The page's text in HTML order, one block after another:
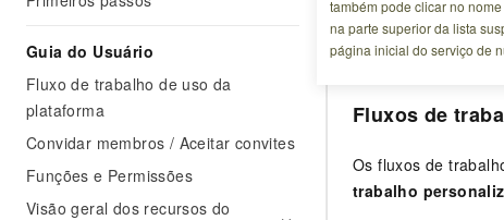
também pode clicar no
na parte superior da lista
página inicial do serviço de
Guia do Usuário
Fluxo de trabalho de uso da
plataforma
Convidar membros / Aceitar convites
Funções e Permissões
Visão geral dos recursos do
nó realiza uma
extração de texto.
Fluxos de
Os fluxos de
trabalho